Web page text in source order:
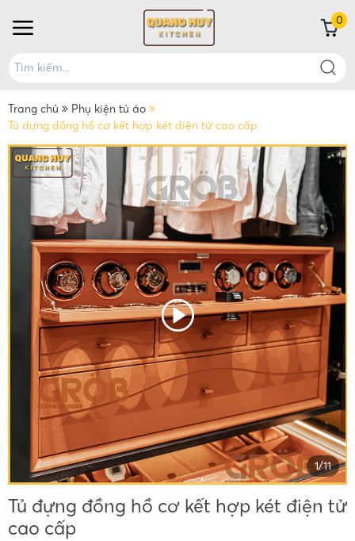
0
Trang chủ
Phụ kiện tủ áo
Tủ đựng đồng hồ cơ kết hợp két điện tử cao cấp
1/11
Tủ đựng đồng hồ cơ kết hợp két điện tử
cao cấp